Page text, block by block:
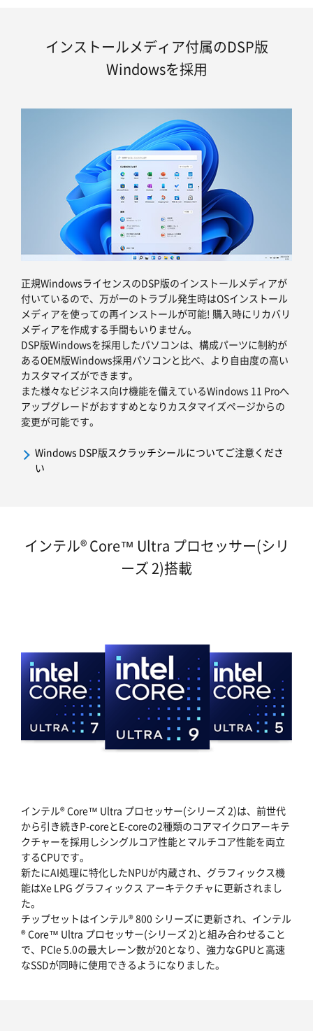
インストールメディア付属のDSP版
Windowsを採用
正規WindowsライセンスのDSP版のインストールメディアが
付いているので、万が一のトラブル発生時はOSインストール
メディアを使っての再インストールが可能! 購入時にリカバリ
メディアを作成する手間もいりません。
DSP版Windowsを採用したパソコンは、構成パーツに制約が
あるOEM版Windows採用パソコンと比べ、より自由度の高い
カスタマイズができます。
また様々なビジネス向け機能を備えているWindows 11 Proへ
アップグレードがおすすめとなりカスタマイズページからの
変更が可能です。
Windows DSP版スクラッチシールについてご注意くださ
い
インテル® Core™ Ultra プロセッサー(シリ
ーズ 2)搭載
インテル® Core™ Ultra プロセッサー(シリーズ 2)は、前世代
から引き続きP-coreとE-coreの2種類のコアマイクロアーキテ
クチャーを採用しシングルコア性能とマルチコア性能を両立
するCPUです。
新たにAI処理に特化したNPUが内蔵され、グラフィックス機
能はXe LPG グラフィックス アーキテクチャに更新されまし
た。
チップセットはインテル® 800 シリーズに更新され、インテル
® Core™ Ultra プロセッサー(シリーズ 2)と組み合わせること
で、PCIe 5.0の最大レーン数が20となり、強力なGPUと高速
なSSDが同時に使用できるようになりました。